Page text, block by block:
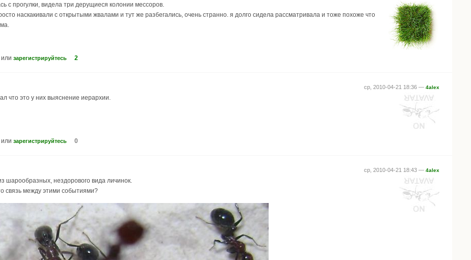
с прогулки, видела три дерущиеся колонии мессоров.
наскакивали с открытыми жвалами и тут же разбегались, очень странно. я долго сидела рассматривала и тоже похоже что
или зарегистрируйтесь 2
ср, 2010-04-21 18:36 — 4alex
что это у них выяснение иерархии.
или зарегистрируйтесь 0
ср, 2010-04-21 18:43 — 4alex
шарообразных, нездорового вида личинок.
связь между этими событиями?